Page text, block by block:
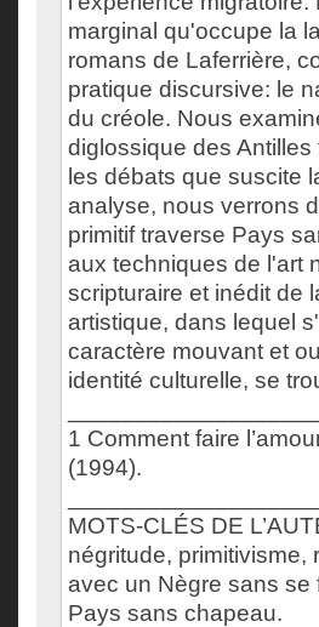
marginal qu'occupe la
romans de Laferrière,
pratique discursive: le
du créole. Nous
diglossique des
les débats que suscite
analyse, nous verrons
primitif traverse Pays
aux techniques de l'art
scripturaire et inédit de
artistique, dans lequel
caractère mouvant et
identité culturelle, se
1 Comment faire
(1994).
MOTS-CLÉS DE
négritude, primitivisme,
avec un Nègre sans se
Pays sans chapeau.